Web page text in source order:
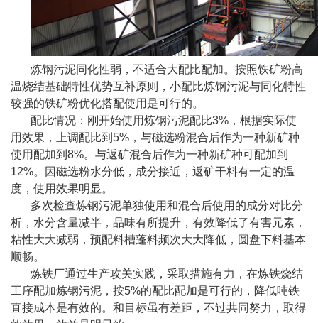
炼钢污泥同化性弱，不适合大配比配加。按照铁矿粉高
温烧结基础特性优势互补原则，小配比炼钢污泥与同化特性
较强的铁矿粉优化搭配使用是可行的。
配比情况：刚开始使用炼钢污泥配比3%，根据实际使
用效果，上调配比到5%，与磁选粉混合后作为一种新矿种
使用配加到8%。与返矿混合后作为一种新矿种可配加到
12%。因磁选粉水分低，成分接近，返矿干料有一定的温
度，使用效果明显。
多次检查炼钢污泥单独使用和混合后使用的成分对比分
析，水分含量减半，品味有所提升，有效降低了有害元素，
粘性大大减弱，预配料槽蓬料频次大大降低，圆盘下料基本
顺畅。
炼铁厂通过生产攻关实践，采取措施有力，在炼铁烧结
工序配加炼钢污泥，按5%的配比配加是可行的，降低吨铁
直接成本是有效的。和目标虽有差距，不过共同努力，取得